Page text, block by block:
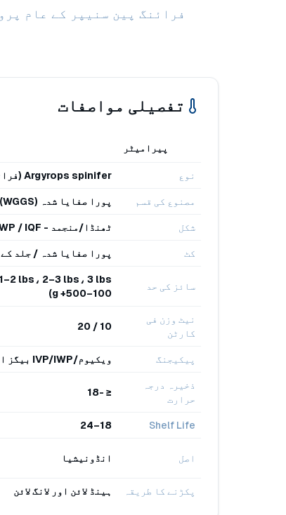
فرائنگ پین سنیپر کے عام
تفصیلی مواصفات
پیرامیٹر
نوع Argyrops spinifer (فرائنگ پین سنیپر)
مصنوع کی قسم پورا صفایا شدہ (WGGS) / فِلِیٹ
شکل ٹھنڈا/منجمد - IVP / IWP / IQF
کٹ پورا صفایا شدہ / جلد
سائز کی حد
100–500+ g)
نیٹ وزن فی
کارٹن
10 / 20
پیکیجنگ ویکیوم/IVP/IWP بیگز اندر برآمدی کارٹن؛ پیلیٹائزڈ
ذخیرہ درجہ
حرارت
≤ -18
Shelf Life
18–24
اصل انڈونیشیا
پکڑنے کا طریقہ ہینڈ لائن اور لانگ لائن